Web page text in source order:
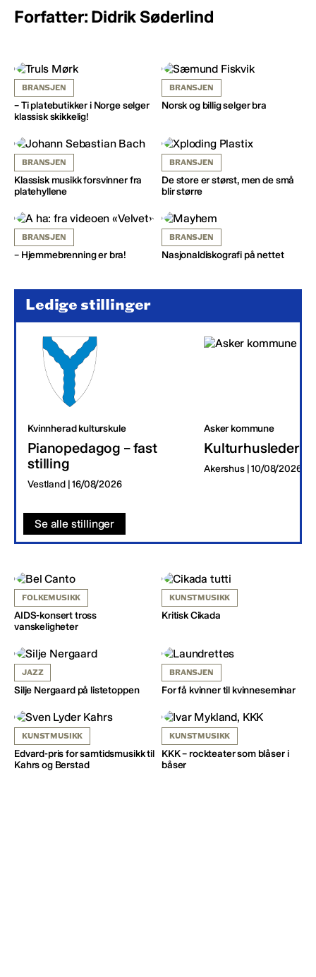
Forfatter: Didrik Søderlind
BRANSJEN
– Ti platebutikker i Norge selger
klassisk skikkelig!
BRANSJEN
Norsk og billig selger bra
BRANSJEN
Klassisk musikk forsvinner fra
platehyllene
BRANSJEN
De store er størst, men de små
blir større
BRANSJEN
– Hjemmebrenning er bra!
BRANSJEN
Nasjonaldiskografi på nettet
Ledige stillinger
Kvinnherad kulturskule
Pianopedagog – fast
stilling
Vestland | 16/08/2026
Asker kommune
Kulturhusleder
Akershus | 10/08/2026
Se alle stillinger
FOLKEMUSIKK
AIDS-konsert tross
vanskeligheter
KUNSTMUSIKK
Kritisk Cikada
JAZZ
Silje Nergaard på listetoppen
BRANSJEN
For få kvinner til kvinneseminar
KUNSTMUSIKK
Edvard-pris for samtidsmusikk til
Kahrs og Berstad
KUNSTMUSIKK
KKK – rockteater som blåser i
båser